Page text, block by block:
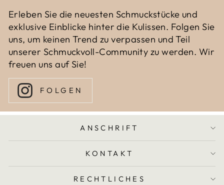
Erleben Sie die neuesten Schmuckstücke und
exklusive Einblicke hinter die Kulissen. Folgen Sie
uns, um keinen Trend zu verpassen und Teil
unserer Schmuckvoll-Community zu werden. Wir
freuen uns auf Sie!
FOLGEN
ANSCHRIFT
KONTAKT
RECHTLICHES